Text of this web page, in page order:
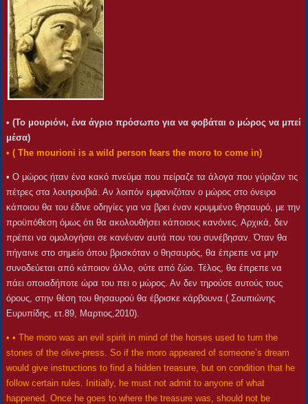
• (Το μουριόνι, ένα άγριο πρόσωπο για να φοβάται ο μώρος να μπεί
μέσα)
• ( The mourioni is a wild person fears the moro to come in)
• Ο μώρος ήταν ένα κακό πνεύμα που πείραζε τα άλογα που γύριζαν τις
πέτρες στα λουτρουβιά. Αν λοιπόν εμφανιζόταν ο μώρος στο όνειρο
κάποιου θα του έδινε οδηγίες για να βρει έναν κρυμμένο θησαυρό, με την
προϋπόθεση όμως ότι θα ακολουθήσει κάποιους κανόνες. Αρχικά, δεν
πρέπει να ομολογήσει σε κανέναν αυτά που του συνέβησαν. Όταν θα
πήγαινε στο σημείο όπου βρισκόταν ο θησαυρός, θα έπρεπε να μην
συνοδεύεται από κάποιον άλλο, ούτε από ζώο. Τέλος, θα έπρεπε να
πάει οποιαδήποτε ώρα του πει ο μώρος. Αν δεν τηρούσε αυτούς τους
όρους, στην θέση του θησαυρού θα έβρισκε κάρβουνα.( Σουπιώνης
Ευρυπίδης, ετ.89, Μαρτιος,2010).
• • The moro was an evil spirit in mind of the horses used to turn the
stones of the olive-press. So if the moro appeared of someone’s dream
would give instructions to find a hidden treasure, but on condition that he
follow certain rules. Initially, he must not admit to anyone of what
happened. Once he goes to where the treasure was, should not be